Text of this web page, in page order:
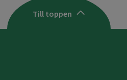
Till toppen